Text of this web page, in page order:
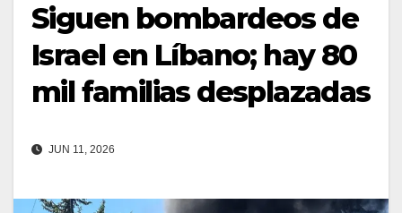
Siguen bombardeos de
Israel en Líbano; hay 80
mil familias desplazadas
JUN 11, 2026